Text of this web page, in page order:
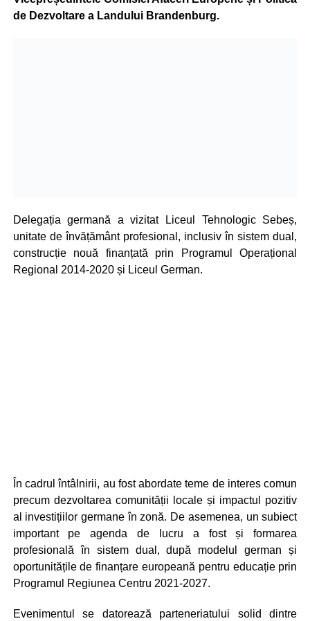
de Dezvoltare a Landului Brandenburg.
Delegația germană a vizitat Liceul Tehnologic Sebeș,
unitate de învățământ profesional, inclusiv în sistem dual,
construcție nouă finanțată prin Programul Operațional
Regional 2014-2020 și Liceul German.
În cadrul întâlnirii, au fost abordate teme de interes comun
precum dezvoltarea comunității locale și impactul pozitiv
al investițiilor germane în zonă. De asemenea, un subiect
important pe agenda de lucru a fost și formarea
profesională în sistem dual, după modelul german și
oportunitățile de finanțare europeană pentru educație prin
Programul Regiunea Centru 2021-2027.
Evenimentul se datorează parteneriatului solid dintre